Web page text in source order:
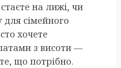
на лижі, чи
для сімейного
хочете
з висоти —
що потрібно.